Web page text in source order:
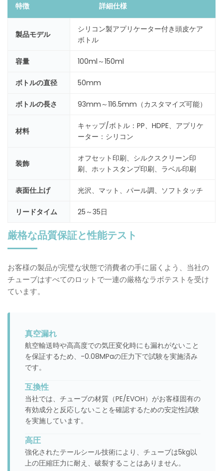
特徴 詳細仕様
製品モデル
シリコン製アプリケーター付き頭皮ケア
ボトル
容量 100ml～150ml
ボトルの直径 50mm
ボトルの長さ 93mm～116.5mm（カスタマイズ可能）
材料
キャップ/ボトル：PP、HDPE、アプリケ
ーター：シリコン
装飾
オフセット印刷、シルクスクリーン印
刷、ホットスタンプ印刷、ラベル印刷
表面仕上げ 光沢、マット、パール調、ソフトタッチ
リードタイム 25～35日
厳格な品質保証と性能テスト
お客様の製品が完璧な状態で消費者の手に届くよう、当社の
チューブはすべてのロットで一連の厳格なラボテストを受け
ています。
真空漏れ
航空輸送時や高高度での気圧変化時にも漏れがないこと
を保証するため、-0.08MPaの圧力下で試験を実施済み
です。
互換性
当社では、チューブの材質（PE/EVOH）がお客様固有の
有効成分と反応しないことを確認するための安定性試験
を実施しています。
高圧
強化されたテールシール技術により、チューブは5kg以
上の圧縮圧力に耐え、破裂することはありません。